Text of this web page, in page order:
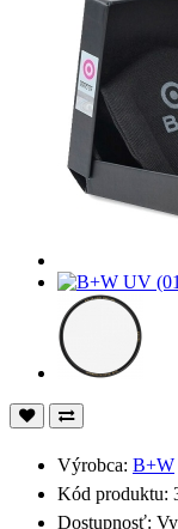
Výrobca: B+W
Kód produktu:
Dostupnosť: